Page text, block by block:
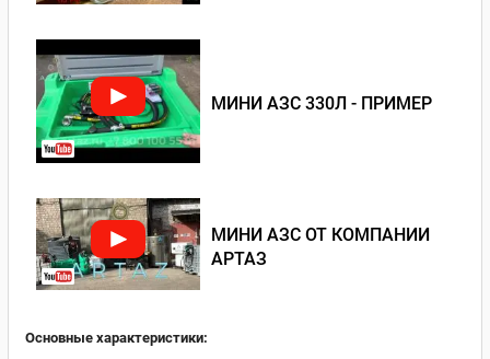
МИНИ АЗС 330Л - ПРИМЕР
МИНИ АЗС ОТ КОМПАНИИ
АРТАЗ
Основные характеристики: